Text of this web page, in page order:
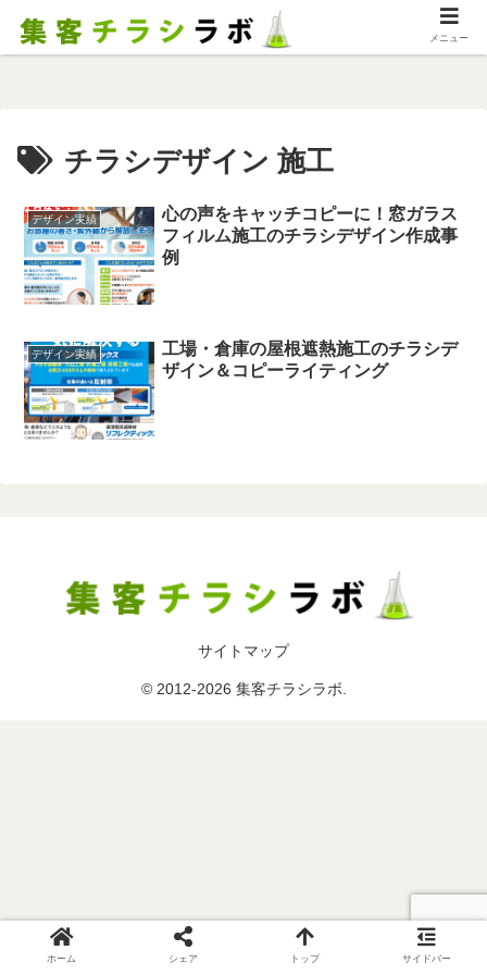
チラシデザイン 施工
デザイン実績
心の声をキャッチコピーに！窓ガラス
フィルム施工のチラシデザイン作成事
例
デザイン実績
工場・倉庫の屋根遮熱施工のチラシデ
ザイン＆コピーライティング
サイトマップ
© 2012-2026 集客チラシラボ.
メニュー
ホーム シェア トップ サイドバー